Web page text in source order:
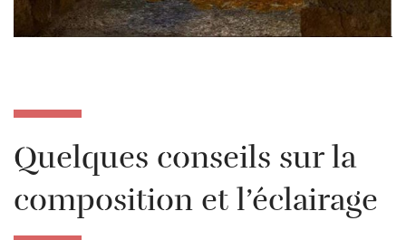
Quelques conseils sur la
composition et l’éclairage